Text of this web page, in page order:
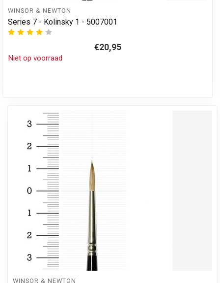
WINSOR & NEWTON
Series 7 - Kolinsky 1 - 5007001
€20,95
Niet op voorraad
WINSOR & NEWTON